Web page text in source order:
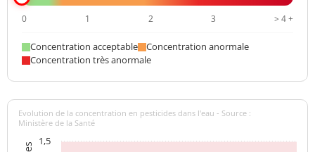
0 1 2 3 > 4 +
Concentration acceptable
Concentration anormale
Concentration très anormale
Evolution de la concentration en pesticides dans l'eau - Source :
Ministère de la Santé
1,5